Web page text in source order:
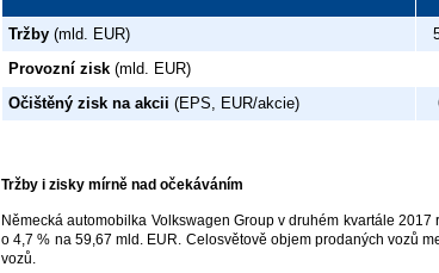
Tržby (mld. EUR)
Provozní zisk (mld. EUR)
Očištěný zisk na akcii (EPS, EUR/akcie)
Tržby i zisky mírně nad očekáváním
Německá automobilka Volkswagen Group v druhém kvartále
o 4,7 % na 59,67 mld. EUR. Celosvětově objem prodaných vozů
vozů.